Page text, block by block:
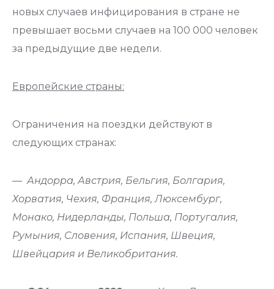
новых случаев инфицирования в стране не
превышает восьми случаев на 100 000 человек
за предыдущие две недели.
Европейские страны:
Ограничения на поездки действуют в
следующих странах:
— Андорра, Австрия, Бельгия, Болгария,
Хорватия, Чехия, Франция, Люксембург,
Монако, Нидерланды, Польша, Португалия,
Румыния, Словения, Испания, Швеция,
Швейцария и Великобритания.